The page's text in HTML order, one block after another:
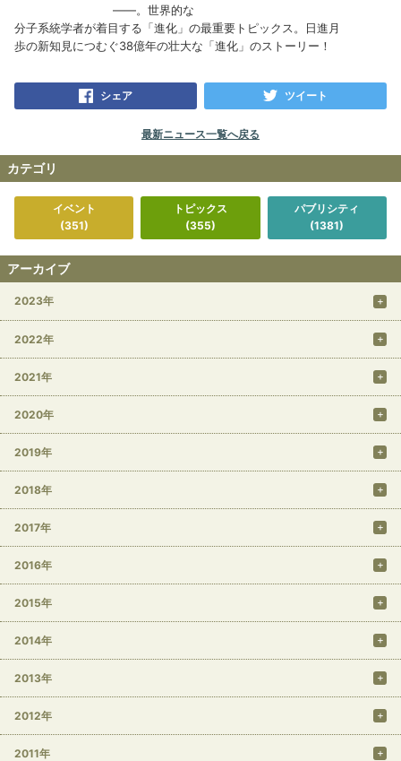
――。世界的な
分子系統学者が着目する「進化」の最重要トピックス。日進月
歩の新知見につむぐ38億年の壮大な「進化」のストーリー！
シェア ツイート
最新ニュース一覧へ戻る
カテゴリ
イベント
(351)
トピックス
(355)
パブリシティ
(1381)
アーカイブ
2023年
2022年
2021年
2020年
2019年
2018年
2017年
2016年
2015年
2014年
2013年
2012年
2011年